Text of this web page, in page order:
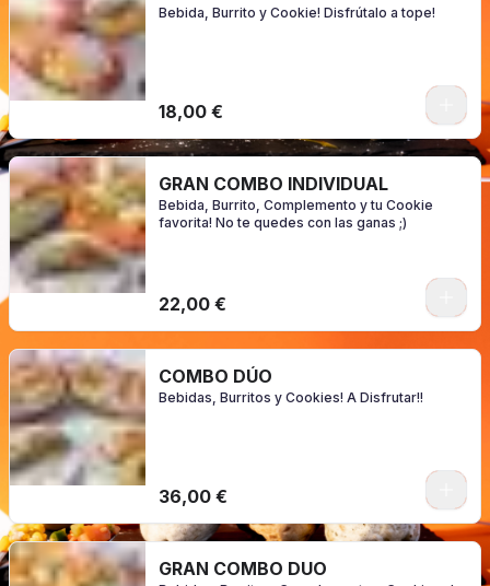
Bebida, Burrito y Cookie! Disfrútalo a tope!
18,00 €
GRAN COMBO INDIVIDUAL
Bebida, Burrito, Complemento y tu Cookie
favorita! No te quedes con las ganas ;)
22,00 €
COMBO DÚO
Bebidas, Burritos y Cookies! A Disfrutar!!
36,00 €
GRAN COMBO DUO